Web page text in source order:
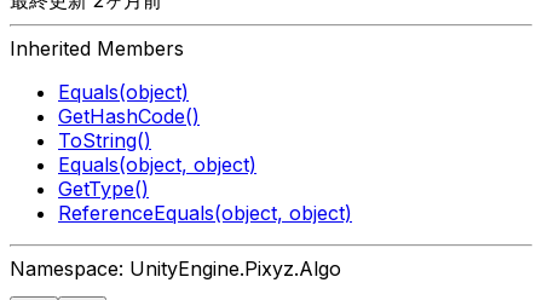
Inherited Members
Equals(object)
GetHashCode()
ToString()
Equals(object, object)
GetType()
ReferenceEquals(object, object)
Namespace: UnityEngine.Pixyz.Algo